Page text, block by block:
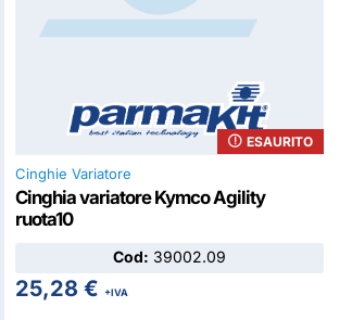
Cinghie Variatore
Cinghia variatore Kymco Agility
ruota10
Cod: 39002.09
25,28€ +IVA
ESAURITO